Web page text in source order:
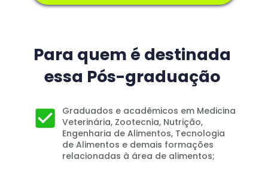
Para quem é destinada
essa Pós-graduação
Graduados e acadêmicos em Medicina
Veterinária, Zootecnia, Nutrição,
Engenharia de Alimentos, Tecnologia
de Alimentos e demais formações
relacionadas à área de alimentos;